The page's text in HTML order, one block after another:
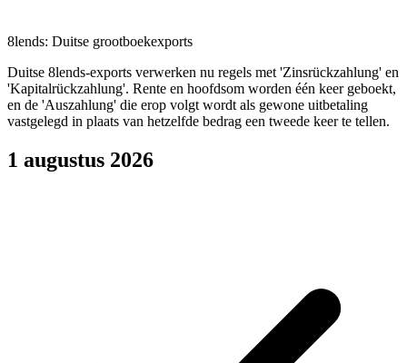
8lends: Duitse grootboekexports
Duitse 8lends-exports verwerken nu regels met 'Zinsrückzahlung' en
'Kapitalrückzahlung'. Rente en hoofdsom worden één keer geboekt,
en de 'Auszahlung' die erop volgt wordt als gewone uitbetaling
vastgelegd in plaats van hetzelfde bedrag een tweede keer te tellen.
1 augustus 2026